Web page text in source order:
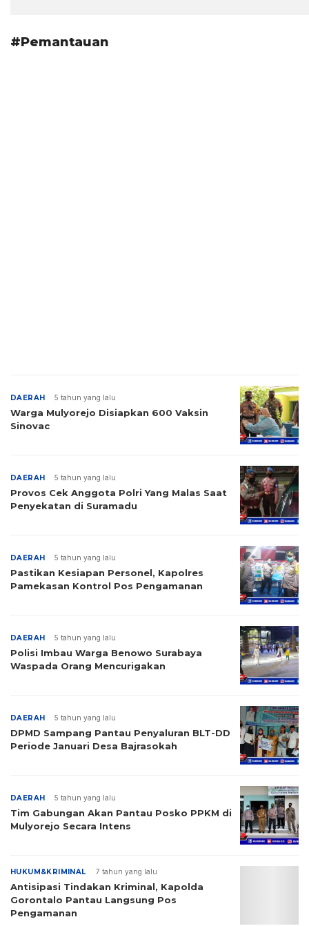
#Pemantauan
DAERAH 5 tahun yang lalu
Warga Mulyorejo Disiapkan 600 Vaksin
Sinovac
DAERAH 5 tahun yang lalu
Provos Cek Anggota Polri Yang Malas Saat
Penyekatan di Suramadu
DAERAH 5 tahun yang lalu
Pastikan Kesiapan Personel, Kapolres
Pamekasan Kontrol Pos Pengamanan
DAERAH 5 tahun yang lalu
Polisi Imbau Warga Benowo Surabaya
Waspada Orang Mencurigakan
DAERAH 5 tahun yang lalu
DPMD Sampang Pantau Penyaluran BLT-DD
Periode Januari Desa Bajrasokah
DAERAH 5 tahun yang lalu
Tim Gabungan Akan Pantau Posko PPKM di
Mulyorejo Secara Intens
HUKUM&KRIMINAL 7 tahun yang lalu
Antisipasi Tindakan Kriminal, Kapolda
Gorontalo Pantau Langsung Pos
Pengamanan